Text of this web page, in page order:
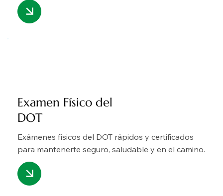
Examen Físico del
DOT
Exámenes físicos del DOT rápidos y certificados
para mantenerte seguro, saludable y en el camino.